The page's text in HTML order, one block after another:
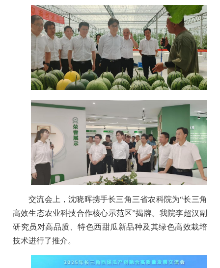
交流会上，沈晓晖携手长三角三省农科院为“长三角
高效生态农业科技合作核心示范区”揭牌。我院李超汉副
研究员对高品质、特色西甜瓜新品种及其绿色高效栽培
技术进行了推介。